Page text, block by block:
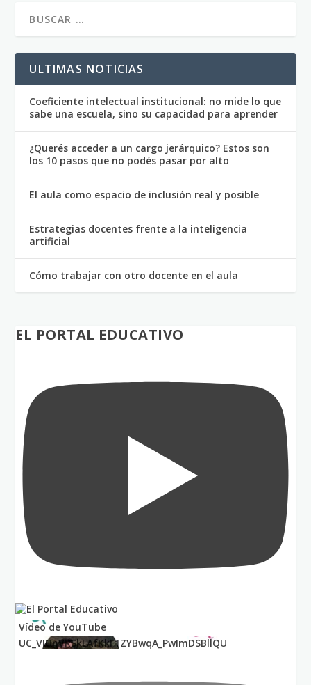
ULTIMAS NOTICIAS
Coeficiente intelectual institucional: no mide lo que
sabe una escuela, sino su capacidad para aprender
¿Querés acceder a un cargo jerárquico? Estos son
los 10 pasos que no podés pasar por alto
El aula como espacio de inclusión real y posible
Estrategias docentes frente a la inteligencia
artificial
Cómo trabajar con otro docente en el aula
EL PORTAL EDUCATIVO
Vídeo de YouTube
UC_VIUnVRSkLAfKkF1ZYBwqA_PwImDSBllQU